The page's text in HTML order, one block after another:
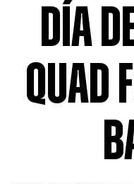
DÍA
QUAD